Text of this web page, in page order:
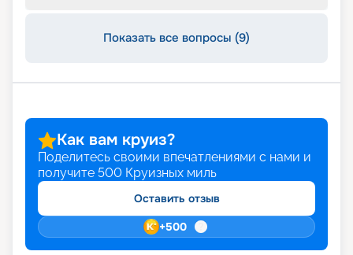
Показать все вопросы (9)
Как вам круиз?
Поделитесь своими впечатлениями с нами и
получите 500 Круизных миль
Оставить отзыв
+500